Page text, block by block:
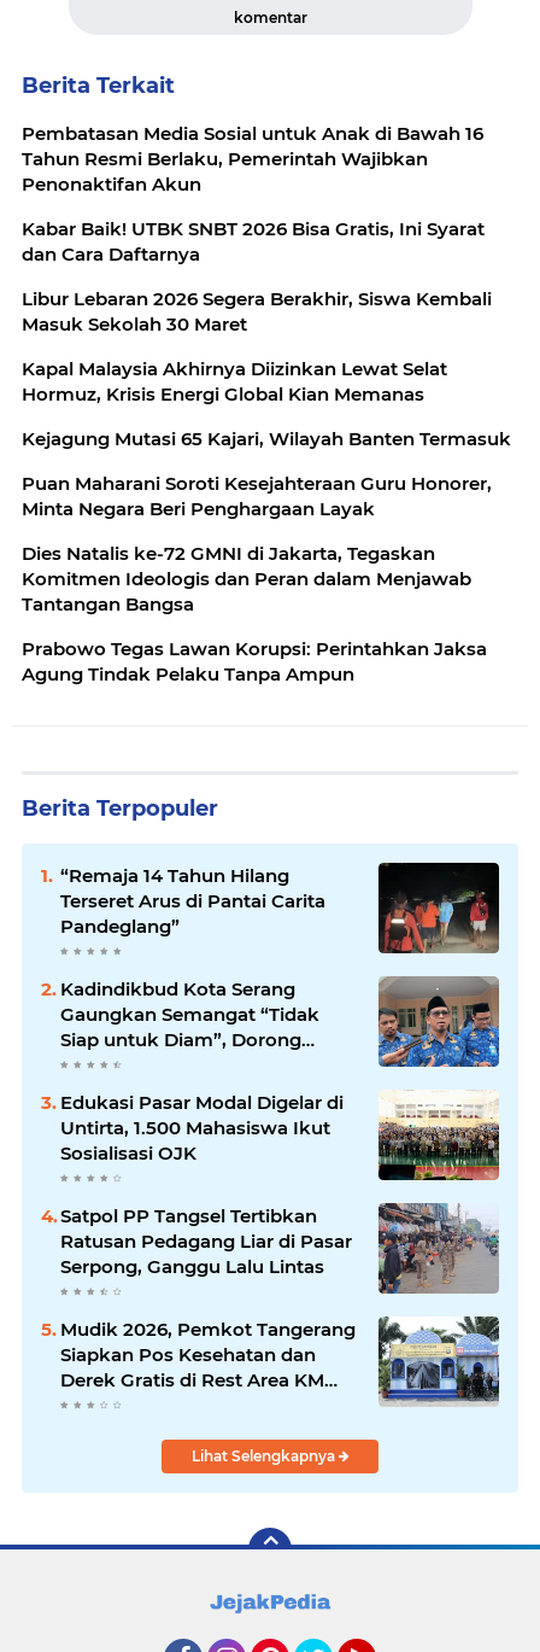
komentar
Berita Terkait
Pembatasan Media Sosial untuk Anak di Bawah 16
Tahun Resmi Berlaku, Pemerintah Wajibkan
Penonaktifan Akun
Kabar Baik! UTBK SNBT 2026 Bisa Gratis, Ini Syarat
dan Cara Daftarnya
Libur Lebaran 2026 Segera Berakhir, Siswa Kembali
Masuk Sekolah 30 Maret
Kapal Malaysia Akhirnya Diizinkan Lewat Selat
Hormuz, Krisis Energi Global Kian Memanas
Kejagung Mutasi 65 Kajari, Wilayah Banten Termasuk
Puan Maharani Soroti Kesejahteraan Guru Honorer,
Minta Negara Beri Penghargaan Layak
Dies Natalis ke-72 GMNI di Jakarta, Tegaskan
Komitmen Ideologis dan Peran dalam Menjawab
Tantangan Bangsa
Prabowo Tegas Lawan Korupsi: Perintahkan Jaksa
Agung Tindak Pelaku Tanpa Ampun
Berita Terpopuler
“Remaja 14 Tahun Hilang
Terseret Arus di Pantai Carita
Pandeglang”
Kadindikbud Kota Serang
Gaungkan Semangat “Tidak
Siap untuk Diam”, Dorong
Layanan Lebih Responsif
Edukasi Pasar Modal Digelar di
Untirta, 1.500 Mahasiswa Ikut
Sosialisasi OJK
Satpol PP Tangsel Tertibkan
Ratusan Pedagang Liar di Pasar
Serpong, Ganggu Lalu Lintas
Mudik 2026, Pemkot Tangerang
Siapkan Pos Kesehatan dan
Derek Gratis di Rest Area KM
13,5
Lihat Selengkapnya